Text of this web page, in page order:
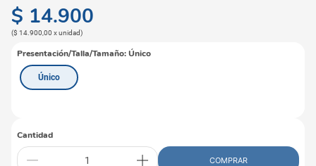
$ 14.900
($ 14.900,00 xunidad)
Presentación/Talla/Tamaño:Único
Único
Cantidad
COMPRAR